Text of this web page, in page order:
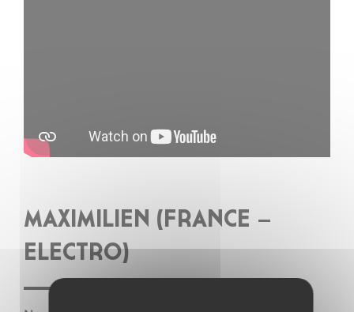
MAXIMILIEN (FRANCE –
ELECTRO)